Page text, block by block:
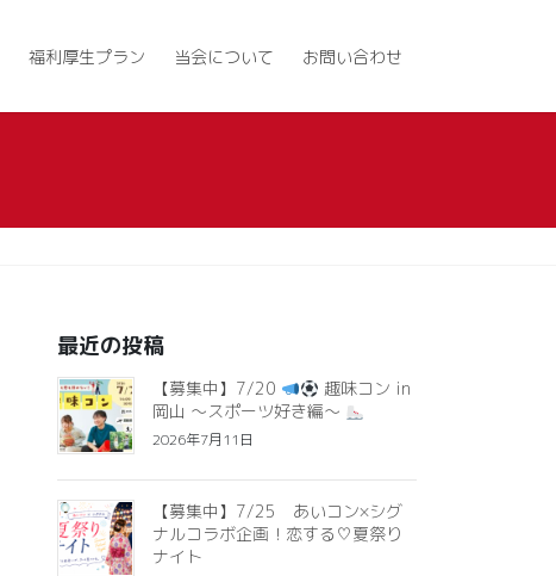
福利厚生プラン 当会について お問い合わせ
最近の投稿
【募集中】7/20
趣味コン in
岡山 ～スポーツ好き編～
2026年7月11日
【募集中】7/25 あいコン×シグ
ナルコラボ企画！恋する♡夏祭り
ナイト